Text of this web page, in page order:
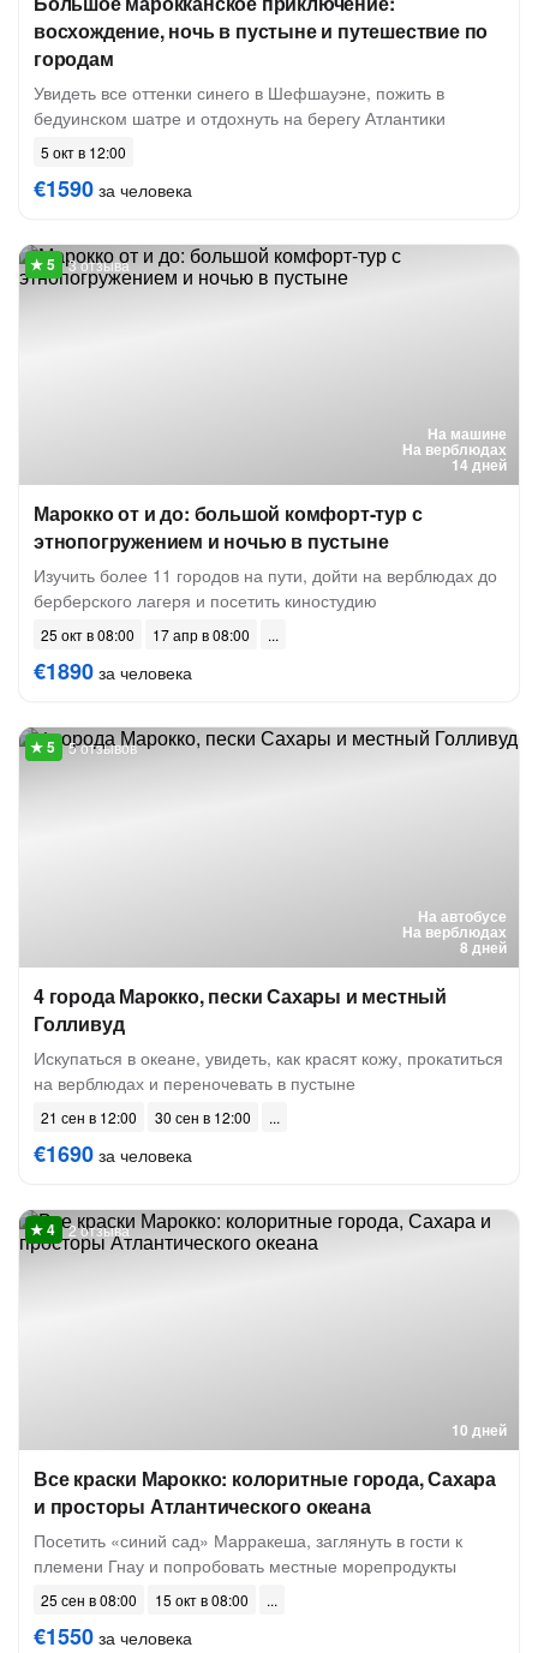
восхождение, ночь в пустыне и путешествие по
городам
Увидеть все оттенки синего в Шефшауэне, пожить в
бедуинском шатре и отдохнуть на берегу Атлантики
5 окт в 12:00
€1590 за человека
На машине
На верблюдах
14 дней
3 отзыва
Марокко от и до: большой комфорт-тур с
этнопогружением и ночью в пустыне
Изучить более 11 городов на пути, дойти на верблюдах до
берберского лагеря и посетить киностудию
25 окт в 08:00 17 апр в 08:00
€1890 за человека
На автобусе
На верблюдах
8 дней
5 отзывов
4 города Марокко, пески Сахары и местный
Голливуд
Искупаться в океане, увидеть, как красят кожу, прокатиться
на верблюдах и переночевать в пустыне
21 сен в 12:00 30 сен в 12:00
€1690 за человека
10 дней
2 отзыва
Все краски Марокко: колоритные города, Сахара
и просторы Атлантического океана
Посетить «синий сад» Марракеша, заглянуть в гости к
племени Гнау и попробовать местные морепродукты
25 сен в 08:00 15 окт в 08:00
€1550 за человека